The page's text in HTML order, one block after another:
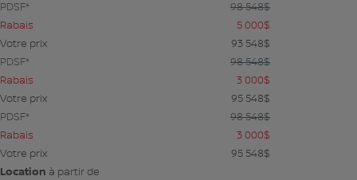
PDSF* 98 548$
Rabais
5 000$
Votre prix
93 548$
PDSF*
98 548$
Rabais
3 000$
Votre prix
95 548$
PDSF*
98 548$
Rabais
3 000$
Votre prix
95 548$
Location à partir de